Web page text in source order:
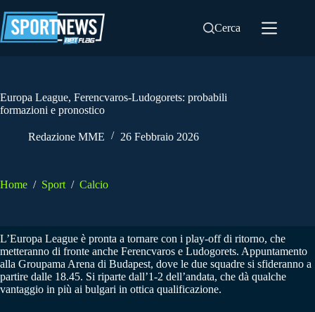
al
contenuto
Cerca
Europa League, Ferencvaros-Ludogorets: probabili
formazioni e pronostico
Redazione MME 26 Febbraio 2026
Home / Sport / Calcio
L’Europa League è pronta a tornare con i play-off di ritorno, che
metteranno di fronte anche Ferencvaros e Ludogorets. Appuntamento
alla Groupama Arena di Budapest, dove le due squadre si sfideranno a
partire dalle 18.45. Si riparte dall’1-2 dell’andata, che dà qualche
vantaggio in più ai bulgari in ottica qualificazione.